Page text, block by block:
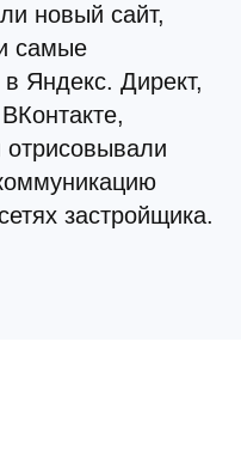
новый сайт,
самые
Яндекс. Директ,
застройщика.